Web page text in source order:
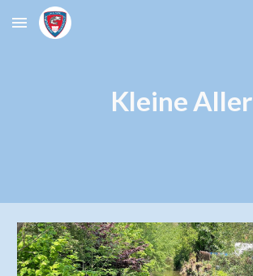
Skip to main content
Kleine Aller